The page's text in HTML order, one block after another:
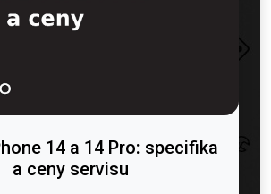
14 a 14 Pro: specifika
a ceny servisu